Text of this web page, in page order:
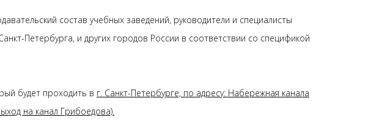
состав учебных заведений, руководители и специалисты
Петербурга, и других городов России в соответствии со спецификой
будет проходить в г. Санкт-Петербурге, по адресу: Набережная канала
на канал Грибоедова).